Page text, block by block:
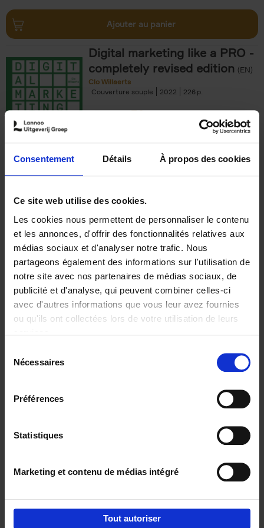
Consentement Détails À propos des cookies
Ce site web utilise des cookies.
Les cookies nous permettent de personnaliser le contenu
et les annonces, d'offrir des fonctionnalités relatives aux
médias sociaux et d'analyser notre trafic. Nous
partageons également des informations sur l'utilisation de
notre site avec nos partenaires de médias sociaux, de
publicité et d'analyse, qui peuvent combiner celles-ci
avec d'autres informations que vous leur avez fournies
ou qu'ils ont collectées lors de votre utilisation de leurs
Nécessaires
Préférences
Statistiques
Marketing et contenu de médias intégré
Tout autoriser
Ajouter au panier
Digital marketing like a PRO -
completely revised edition (EN)
Clo Willaerts
Couverture souple
2022 226
€35,50
The Offer You Can't
Refuse
Steven Van Belleghem
Couverture souple
2020 256
€37,50
Building Bonds = Building